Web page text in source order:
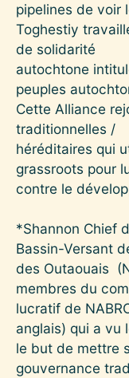
pipelines de voir
Toghestiy
de solidarité
autochtone
peuples
Cette Alliance
traditionnelles /
héréditaires qui
grassroots pour
contre le
*Shannon Chief
Bassin-Versant
des Outaouais
membres du
lucratif de
anglais) qui a vu
le but de mettre
gouvernance